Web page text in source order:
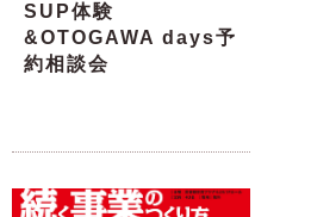
SUP体験
&OTOGAWA days予
約相談会